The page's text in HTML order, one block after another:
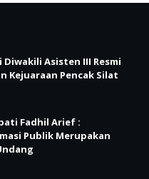
Asisten III Resmi
Kejuaraan Pencak Silat
Fadhil Arief :
Publik Merupakan